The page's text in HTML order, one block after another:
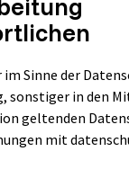
Sinne der
sonstiger in den
geltenden
mit